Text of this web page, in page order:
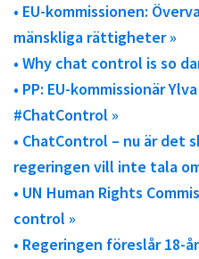
• EU-kommissionen:
mänskliga rättigheter »
• Why chat control is so
• PP: EU-kommissionär
#ChatControl »
• ChatControl – nu är det
regeringen vill inte tala
• UN Human Rights
control »
• Regeringen föreslår 18-